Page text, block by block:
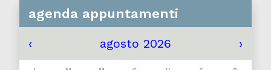
agenda appuntamenti
‹ agosto 2026 ›